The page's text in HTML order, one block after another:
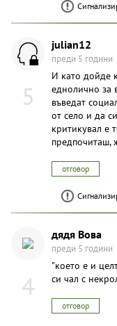
5
julian12
преди 5 години
И като дойде
еднолично за
въведат
от село и да
критикувал е
предпочиташ,
отговор
4
дядя Вова
преди 5 години
"което е и
си чал с
отговор